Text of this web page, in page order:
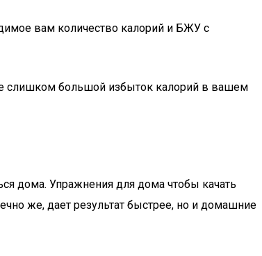
вам количество калорий и БЖУ с
слишком большой избыток калорий в вашем
дома. Упражнения для дома чтобы качать
же, дает результат быстрее, но и домашние